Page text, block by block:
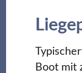
Boot mit